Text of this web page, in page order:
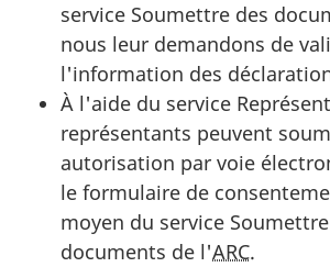
service Soumettre des
nous leur demandons de
l'information des
À l'aide du service
représentants peuvent
autorisation par voie
le formulaire de
moyen du service
documents de l'ARC.